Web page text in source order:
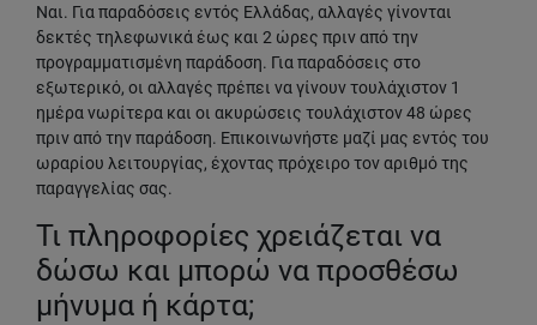
Ναι. Για παραδόσεις εντός Ελλάδας, αλλαγές γίνονται
δεκτές τηλεφωνικά έως και 2 ώρες πριν από την
προγραμματισμένη παράδοση. Για παραδόσεις στο
εξωτερικό, οι αλλαγές πρέπει να γίνουν τουλάχιστον 1
ημέρα νωρίτερα και οι ακυρώσεις τουλάχιστον 48 ώρες
πριν από την παράδοση. Επικοινωνήστε μαζί μας εντός του
ωραρίου λειτουργίας, έχοντας πρόχειρο τον αριθμό της
παραγγελίας σας.
Τι πληροφορίες χρειάζεται να
δώσω και μπορώ να προσθέσω
μήνυμα ή κάρτα;